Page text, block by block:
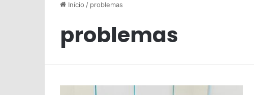
Início / problemas
problemas